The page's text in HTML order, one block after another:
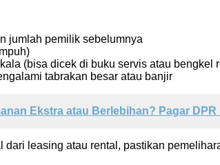
jumlah pemilik sebelumnya
(bisa dicek di buku servis atau bengkel
tabrakan besar atau banjir
Ekstra atau Berlebihan? Pagar
dari leasing atau rental, pastikan